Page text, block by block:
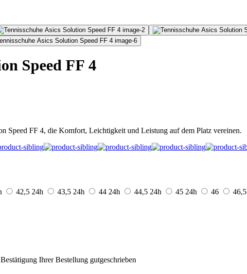
Speed FF 4
Speed FF 4, die Komfort, Leichtigkeit und Leistung auf dem Platz vereinen.
42,5 24h 43,5 24h 44 24h 44,5 24h 45 24h 46 46,5
Ihrer Bestellung gutgeschrieben